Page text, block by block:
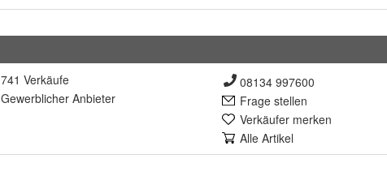
741 Verkäufe
Gewerblicher Anbieter
08134 997600
Frage stellen
Verkäufer merken
Alle Artikel